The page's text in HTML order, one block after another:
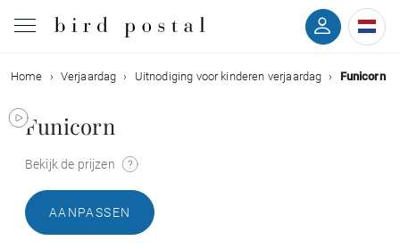
Bruiloft
Geboorte
Communie
Home Verjaardag Uitnodiging voor kinderen verjaardag Funicorn
Funicorn
Bekijk de prijzen
AANPASSEN